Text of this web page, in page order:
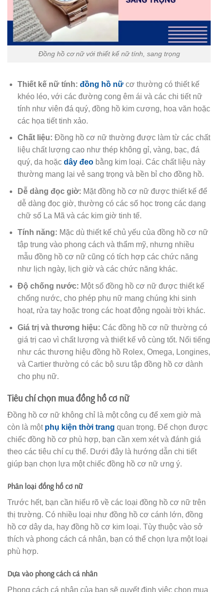
Đồng hồ cơ nữ với thiết kế nữ tính, sang trọng
Thiết kế nữ tính: đồng hồ nữcơ thường có thiết kế
khéo léo, với các đường cong êm ái và các chi tiết nữ
tính như viên đá quý, đồng hồ kim cương, hoa văn hoặc
các họa tiết tinh xảo.
Chất liệu: Đồng hồ cơ nữ thường được làm từ các chất
liệu chất lượng cao như thép không gỉ, vàng, bạc, đá
quý, da hoặc dây đeobằng kim loại. Các chất liệu này
thường mang lại vẻ sang trọng và bền bỉ cho đồng hồ.
Dễ dàng đọc giờ: Mặt đồng hồ cơ nữ được thiết kế để
dễ dàng đọc giờ, thường có các số học trong các dạng
chữ số La Mã và các kim giờ tinh tế.
Tính năng: Mặc dù thiết kế chủ yếu của đồng hồ cơ nữ
tập trung vào phong cách và thẩm mỹ, nhưng nhiều
mẫu đồng hồ cơ nữ cũng có tích hợp các chức năng
như lịch ngày, lịch giờ và các chức năng khác.
Độ chống nước: Một số đồng hồ cơ nữ được thiết kế
chống nước, cho phép phụ nữ mang chúng khi sinh
hoạt, rửa tay hoặc trong các hoạt động ngoài trời khác.
Giá trị và thương hiệu: Các đồng hồ cơ nữ thường có
giá trị cao vì chất lượng và thiết kế vô cùng tốt. Nổi tiếng
như các thương hiệu đồng hồ Rolex, Omega, Longines,
và Cartier thường có các bộ sưu tập đồng hồ cơ dành
cho phụ nữ.
Tiêu chí chọn mua đồng hồ cơ nữ
Đồng hồ cơ nữ không chỉ là một công cụ để xem giờ mà
còn là một phụ kiện thời trang quan trọng. Để chọn được
chiếc đồng hồ cơ phù hợp, bạn cần xem xét và đánh giá
theo các tiêu chí cụ thể. Dưới đây là hướng dẫn chi tiết
giúp bạn chọn lựa một chiếc đồng hồ cơ nữ ưng ý.
Phân loại đồng hồ cơ nữ
Trước hết, bạn cần hiểu rõ về các loại đồng hồ cơ nữ trên
thị trường. Có nhiều loại như đồng hồ cơ cánh lớn, đồng
hồ cơ dây da, hay đồng hồ cơ kim loại. Tùy thuộc vào sở
thích và phong cách cá nhân, bạn có thể chọn lựa một loại
phù hợp.
Dựa vào phong cách cá nhân
Phong cách cá nhân của bạn sẽ quyết định việc chọn mua